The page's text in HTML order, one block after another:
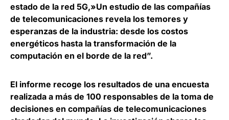
estado de la red 5G,»Un estudio de las compañías
de telecomunicaciones revela los temores y
esperanzas de la industria: desde los costos
energéticos hasta la transformación de la
computación en el borde de la red”.
El informe recoge los resultados de una encuesta
realizada a más de 100 responsables de la toma de
decisiones en compañías de telecomunicaciones